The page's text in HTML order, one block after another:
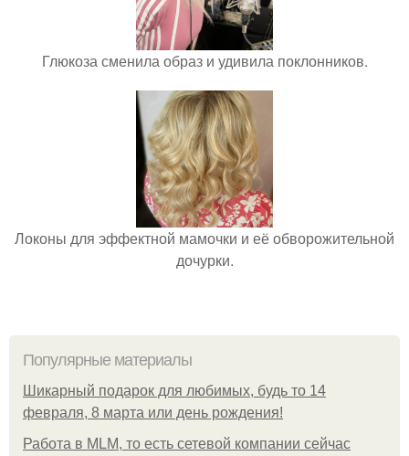
Глюкоза сменила образ и удивила поклонников.
Локоны для эффектной мамочки и её обворожительной
дочурки.
Популярные материалы
Шикарный подарок для любимых, будь то 14
февраля, 8 марта или день рождения!
Работа в MLM, то есть сетевой компании сейчас